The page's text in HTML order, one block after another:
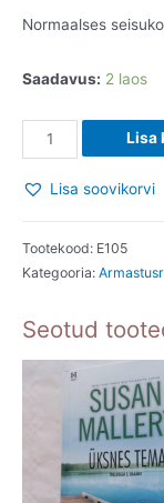
Normaalses
Saadavus: 2 laos
Kire
võimuses.
Judith
1997
kogus
Lisa
Lisa soovikorvi
Tootekood: E105
Kategooria:
Seotud